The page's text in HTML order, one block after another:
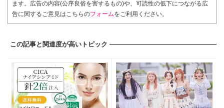
ます。広告の内容(公序良俗を害するもの)や、可読性の低下につながる広
告に関するご意見はこちらのフォームをご利用ください。
この記事と関連度が高いトピック